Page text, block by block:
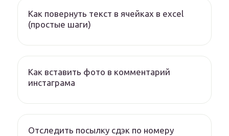
Как повернуть текст в ячейках в excel
(простые шаги)
Как вставить фото в комментарий
инстаграма
Отследить посылку сдэк по номеру